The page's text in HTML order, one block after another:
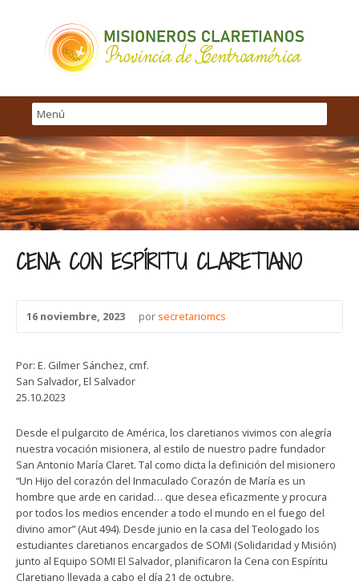
CENA CON ESPÍRITU CLARETIANO
16 noviembre, 2023 por secretariomcs
Por: E. Gilmer Sánchez, cmf.
San Salvador, El Salvador
25.10.2023
Desde el pulgarcito de América, los claretianos vivimos con alegría
nuestra vocación misionera, al estilo de nuestro padre fundador
San Antonio María Claret. Tal como dicta la definición del misionero
“Un Hijo del corazón del Inmaculado Corazón de María es un
hombre que arde en caridad… que desea eficazmente y procura
por todos los medios encender a todo el mundo en el fuego del
divino amor” (Aut 494). Desde junio en la casa del Teologado los
estudiantes claretianos encargados de SOMI (Solidaridad y Misión)
junto al Equipo SOMI El Salvador, planificaron la Cena con Espíritu
Claretiano llevada a cabo el día 21 de octubre.